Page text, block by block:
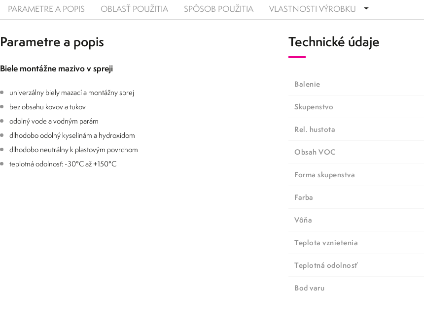
PARAMETRE A POPIS OBLASŤ POUŽITIA SPÔSOB POUŽITIA VLASTNOSTI VÝROBKU
Parametre a popis
Biele montážne mazivo v spreji
univerzálny biely mazací a montážny sprej
bez obsahu kovov a tukov
odolný vode a vodným parám
dlhodobo odolný kyselinám a hydroxidom
dlhodobo neutrálny k plastovým povrchom
teplotná odolnosť: -30°C až +150°C
Technické údaje
Balenie
Skupenstvo
Rel. hustota
Obsah VOC
Forma skupenstva
Farba
Vôňa
Teplota vznietenia
Teplotná odolnosť
Bod varu